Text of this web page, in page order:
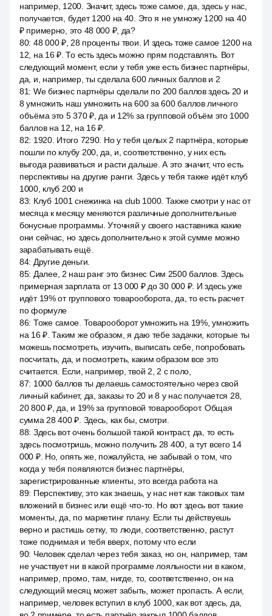
например, 1200. Значит, здесь тоже самое, да, здесь у нас,
получается, будет 1200 на 40. Это я не умножу 1200 на 40
₽ примерно, это 48 000 ₽, да?
80: 48 000 ₽, 28 проценты твои. И здесь тоже самое 1200 на
12, на 16 ₽. То есть здесь можно прям подставлять. Вот
следующий момент, если у тебя уже есть бизнес партнёры,
да, и, например, ты сделала 600 личных баллов и 2
81: We бизнес партнёры сделали по 200 баллов здесь 20 и
8 умножить наш умножить на 600 за 600 баллов личного
объёма это 5 370 ₽, да и 12% за групповой объём это 1000
баллов на 12, на 16 ₽.
82: 1920. Итого 7290. Но у тебя целых 2 партнёра, которые
пошли по клубу 200, да, и, соответственно, у них есть
выгода развиваться и расти дальше. А это значит, что есть
перспективы на другие ранги. Здесь у тебя также идёт клуб
1000, клуб 200 и
83: Клуб 1001 снежинка на club 1000. Также смотри у нас от
месяца к месяцу меняются различные дополнительные
бонусные программы. Уточняй у своего наставника какие
они сейчас, но здесь дополнительно к этой сумме можно
зарабатывать ещё.
84: Другие деньги.
85: Далее, 2 наш ранг это бизнес Сим 2500 баллов. Здесь
примерная зарплата от 13 000 ₽ до 30 000 ₽. И здесь уже
идёт 19% от группового товарооборота, да, то есть расчет
по формуле
86: Тоже самое. Товарооборот умножить на 19%, умножить
на 16 ₽. Таким же образом, я даю тебе задачки, которые ты
можешь посмотреть, изучить, выписать себе, попробовать
посчитать, да, и посмотреть, каким образом все это
считается. Если, например, твой 2, 2 с поло,
87: 1000 баллов ты делаешь самостоятельно через свой
личный кабинет, да, заказы то 20 и 8 у нас получается 28,
20 800 ₽, да, и 19% за групповой товарооборот. Общая
сумма 28 400 ₽. Здесь, как бы, смотри.
88: Здесь вот очень большой такой контраст, да, то есть
здесь посмотришь, можно получить 28 400, а тут всего 14
000 ₽. Но, опять же, пожалуйста, не забывай о том, что
когда у тебя появляются бизнес партнёры,
зарегистрированные клиенты, это всегда работа на
89: Перспективу, это как знаешь, у нас нет как таковых там
вложений в бизнес или ещё что-то. Но вот здесь вот такие
моменты, да, по маркетинг плану. Если ты действуешь
верно и растишь сетку, то люди, соответственно, растут
тоже поднимая и тебя вверх, потому что если
90: Человек сделал через тебя заказ, но он, например, там
не участвует ни в какой программе лояльности ни в каком,
например, промо, там, нигде, то, соответственно, он на
следующий месяц может забыть, может пропасть. А если,
например, человек вступил в клуб 1000, как вот здесь, да,